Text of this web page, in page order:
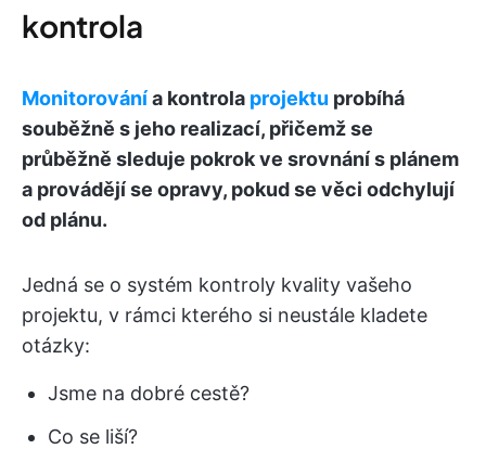
kontrola
Monitorovánía kontrola projektu probíhá
souběžně s jeho realizací, přičemž se
průběžně sleduje pokrok ve srovnání s plánem
a provádějí se opravy, pokud se věci odchylují
od plánu.
Jedná se o systém kontroly kvality vašeho
projektu, v rámci kterého si neustále kladete
otázky:
Jsme na dobré cestě?
Co se liší?